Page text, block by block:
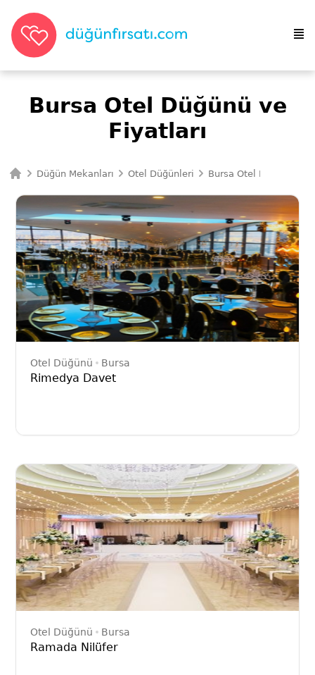
Bursa Otel Düğünü ve
Fiyatları
Düğün Mekanları Otel Düğünleri Bursa Otel Düğünleri
Otel Düğünü Bursa
Rimedya Davet
Otel Düğünü Bursa
Ramada Nilüfer